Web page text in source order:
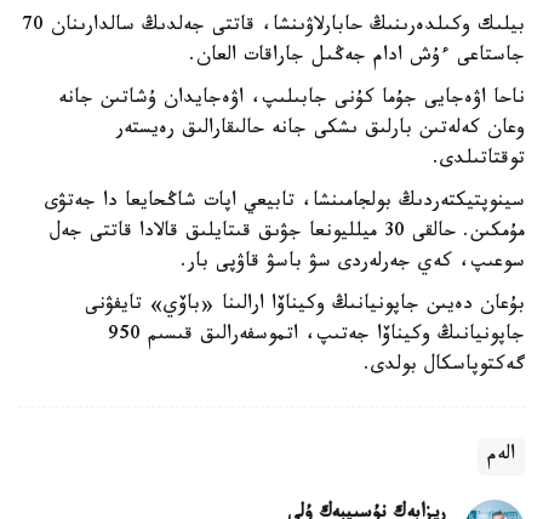
بيلىك وكىلدەرىنىڭ حابارلاۋىنشا، قاتتى جەلدىڭ سالدارىنان 70
جاستاعى ءۇش ادام جەڭىل جاراقات العان.
ناحا اۋەجايى جۇما كۇنى جابىلىپ، اۋەجايدان ۇشاتىن جانە
وعان كەلەتىن بارلىق ىشكى جانە حالىقارالىق رەيستەر
توقتاتىلدى.
سينوپتيكتەردىڭ بولجامىنشا، تابيعي اپات شاڭحايعا دا جەتۋى
مۇمكىن. حالقى 30 ميلليونعا جۋىق قىتايلىق قالادا قاتتى جەل
سوعىپ، كەي جەرلەردى سۋ باسۋ قاۋپى بار.
بۇعان دەيىن جاپونيانىڭ وكيناۆا ارالىنا «باۆي» تايفۋنى
جاپونيانىڭ وكيناۆا جەتىپ، اتموسفەرالىق قىسىم 950
گەكتوپاسكال بولدى.
الەم